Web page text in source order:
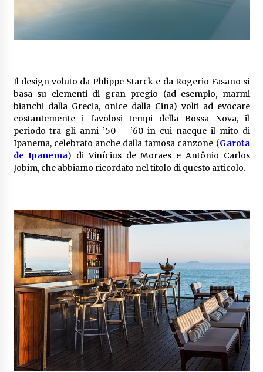
Il design voluto da Phlippe Starck e da Rogerio Fasano si
basa su elementi di gran pregio (ad esempio, marmi
bianchi dalla Grecia, onice dalla Cina) volti ad evocare
costantemente i favolosi tempi della Bossa Nova, il
periodo tra gli anni ’50 – ’60 in cui nacque il mito di
Ipanema, celebrato anche dalla famosa canzone (Garota
de Ipanema) di Vinícius de Moraes e Antônio Carlos
Jobim, che abbiamo ricordato nel titolo di questo articolo.